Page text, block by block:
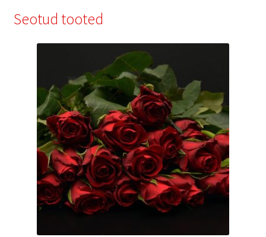
Seotud tooted